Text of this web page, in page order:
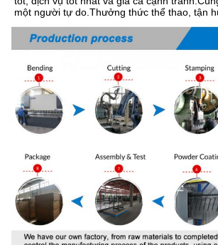
một người tự do.Thưởng thức thể thao, tận